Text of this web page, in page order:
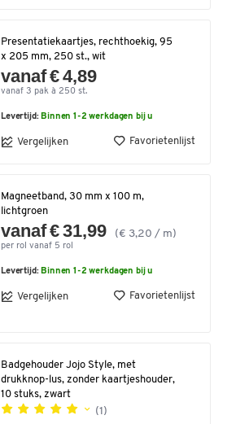
Presentatiekaartjes, rechthoekig, 95
x 205 mm, 250 st., wit
vanaf € 4,89
vanaf 3 pak à 250 st.
Levertijd: Binnen 1-2 werkdagen bij u
Vergelijken Favorietenlijst
Magneetband, 30 mm x 100 m,
lichtgroen
vanaf € 31,99 (€ 3,20 / m)
per rol vanaf 5 rol
Levertijd: Binnen 1-2 werkdagen bij u
Vergelijken Favorietenlijst
Badgehouder Jojo Style, met
drukknop-lus, zonder kaartjeshouder,
10 stuks, zwart
(1)